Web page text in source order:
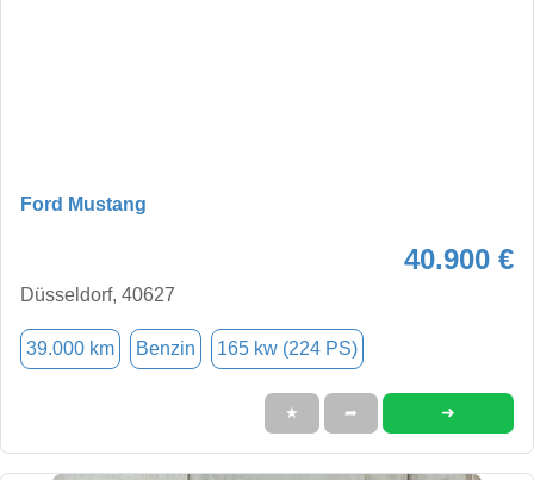
Ford Mustang
40.900 €
Düsseldorf, 40627
39.000 km Benzin 165 kw (224 PS)
★ ➦ ➜